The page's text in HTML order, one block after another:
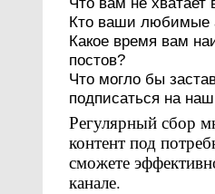
Кто ваши любимые
Какое время вам
постов?
Что могло бы
подписаться на
Регулярный сбор
контент под
сможете
канале.